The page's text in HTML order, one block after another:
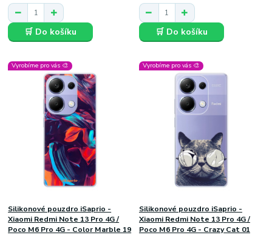
🛒 Do košíku 🛒 Do košíku
Vyrobíme pro vás 🎨
Silikonové pouzdro iSaprio -
Xiaomi Redmi Note 13 Pro 4G /
Poco M6 Pro 4G - Color Marble 19
Vyrobíme pro vás 🎨
Silikonové pouzdro iSaprio -
Xiaomi Redmi Note 13 Pro 4G /
Poco M6 Pro 4G - Crazy Cat 01